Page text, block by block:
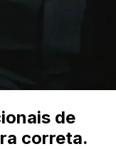
de
correta.